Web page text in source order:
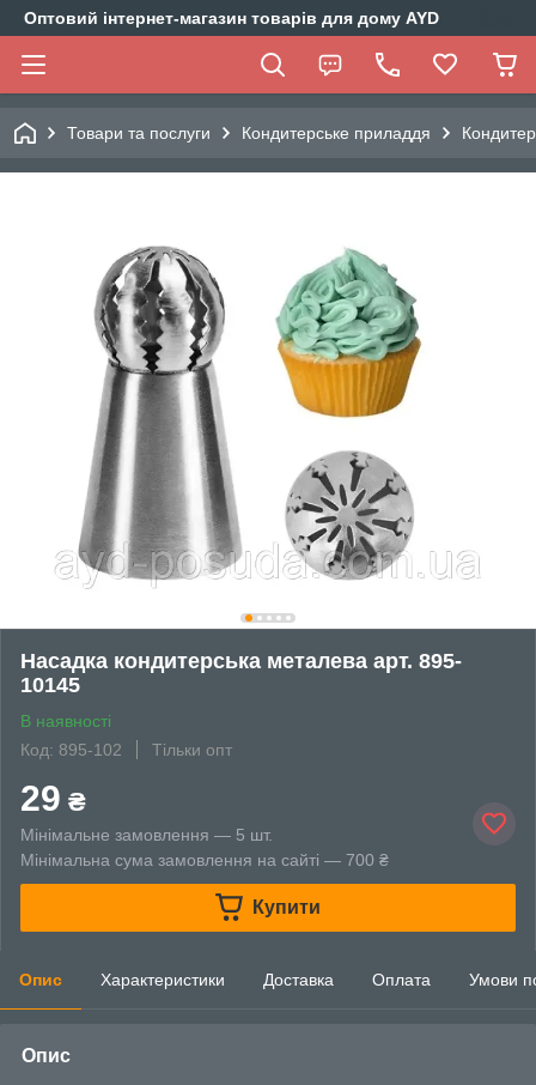
Оптовий інтернет-магазин товарів для дому AYD
Товари та послуги Кондитерське приладдя
Насадка кондитерська металева арт. 895-
10145
В наявності
Код: 895-102
Тільки опт
29 ₴
Мінімальне замовлення — 5 шт.
Мінімальна сума замовлення на сайті — 700 ₴
Купити
Опис Характеристики Доставка Оплата Умови
Опис